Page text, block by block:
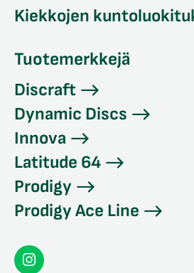
Kiekkojen
Tuotemerkkejä
Discraft
Dynamic Discs
Innova
Latitude 64
Prodigy
Prodigy Ace Line
Seconddisc